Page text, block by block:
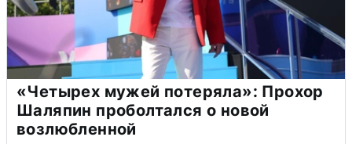
«Четырех мужей потеряла»: Прохор
Шаляпин проболтался о новой
возлюбленной